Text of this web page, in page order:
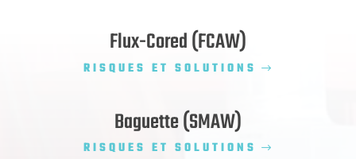
Flux-Cored (FCAW)
RISQUES ET SOLUTIONS
Baguette (SMAW)
RISQUES ET SOLUTIONS